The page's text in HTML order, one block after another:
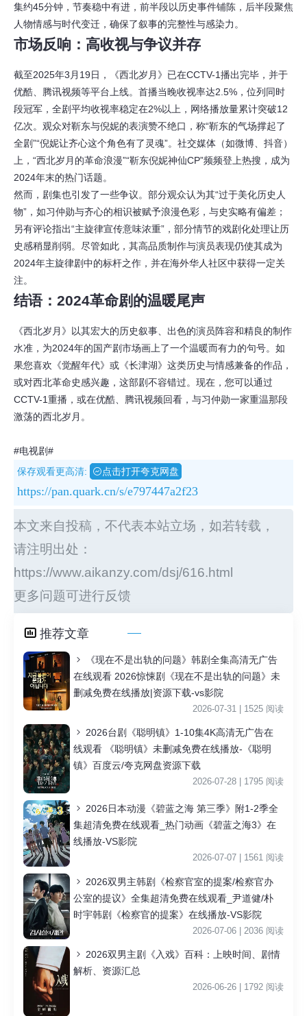
集约45分钟，节奏稳中有进，前半段以历史事件铺陈，后半段聚焦
人物情感与时代变迁，确保了叙事的完整性与感染力。
市场反响：高收视与争议并存
截至2025年3月19日，《西北岁月》已在CCTV-1播出完毕，并于
优酷、腾讯视频等平台上线。首播当晚收视率达2.5%，位列同时
段冠军，全剧平均收视率稳定在2%以上，网络播放量累计突破12
亿次。观众对靳东与倪妮的表演赞不绝口，称“靳东的气场撑起了
全剧”“倪妮让齐心这个角色有了灵魂”。社交媒体（如微博、抖音）
上，“西北岁月的革命浪漫”“靳东倪妮神仙CP”频频登上热搜，成为
2024年末的热门话题。
然而，剧集也引发了一些争议。部分观众认为其“过于美化历史人
物”，如习仲勋与齐心的相识被赋予浪漫色彩，与史实略有偏差；
另有评论指出“主旋律宣传意味浓重”，部分情节的戏剧化处理让历
史感稍显削弱。尽管如此，其高品质制作与演员表现仍使其成为
2024年主旋律剧中的标杆之作，并在海外华人社区中获得一定关
注。
结语：2024革命剧的温暖尾声
《西北岁月》以其宏大的历史叙事、出色的演员阵容和精良的制作
水准，为2024年的国产剧市场画上了一个温暖而有力的句号。如
果您喜欢《觉醒年代》或《长津湖》这类历史与情感兼备的作品，
或对西北革命史感兴趣，这部剧不容错过。现在，您可以通过
CCTV-1重播，或在优酷、腾讯视频回看，与习仲勋一家重温那段
激荡的西北岁月。
#电视剧#
保存观看更高清:
点击打开夸克网盘
https://pan.quark.cn/s/e797447a2f23
本文来自投稿，不代表本站立场，如若转载，
请注明出处：
https://www.aikanzy.com/dsj/616.html
更多问题可进行反馈
推荐文章
《现在不是出轨的问题》韩剧全集高清无广告
在线观看 2026惊悚剧《现在不是出轨的问题》未
删减免费在线播放|资源下载-vs影院
2026-07-31 | 1525 阅读
2026台剧《聪明镇》1-10集4K高清无广告在
线观看 《聪明镇》未删减免费在线播放-《聪明
镇》百度云/夸克网盘资源下载
2026-07-28 | 1795 阅读
2026日本动漫《碧蓝之海 第三季》附1-2季全
集超清免费在线观看_热门动画《碧蓝之海3》在
线播放-VS影院
2026-07-07 | 1561 阅读
2026双男主韩剧《检察官室的提案/检察官办
公室的提议》全集超清免费在线观看_尹道健/朴
时宇韩剧《检察官的提案》在线播放-VS影院
2026-07-06 | 2036 阅读
2026双男主剧《入戏》百科：上映时间、剧情
解析、资源汇总
2026-06-26 | 1792 阅读